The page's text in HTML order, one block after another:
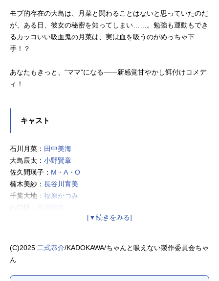
モブ的存在の大鳥は、月菜と関わることはないと思っていたのだ
が、ある日、彼女の秘密を知ってしまい……。勉強も運動もでき
るカッコいい吸血鬼の月菜は、実は血を吸うのがめっちゃ下
手！？
あなたもきっと、“ママ”になる――新感覚甘やかし餌付けコメデ
ィ！
キャスト
石川月菜： 田中美海
大鳥辰太： 小野賢章
佐久間瑛子： M・A・O
楠木美紗： 長谷川育美
千葉大地： 福原かつみ
伊藤彩沙
(C)2025 二式恭介/KADOKAWA/ちゃんと吸えない製作委員会ちゃ
ん